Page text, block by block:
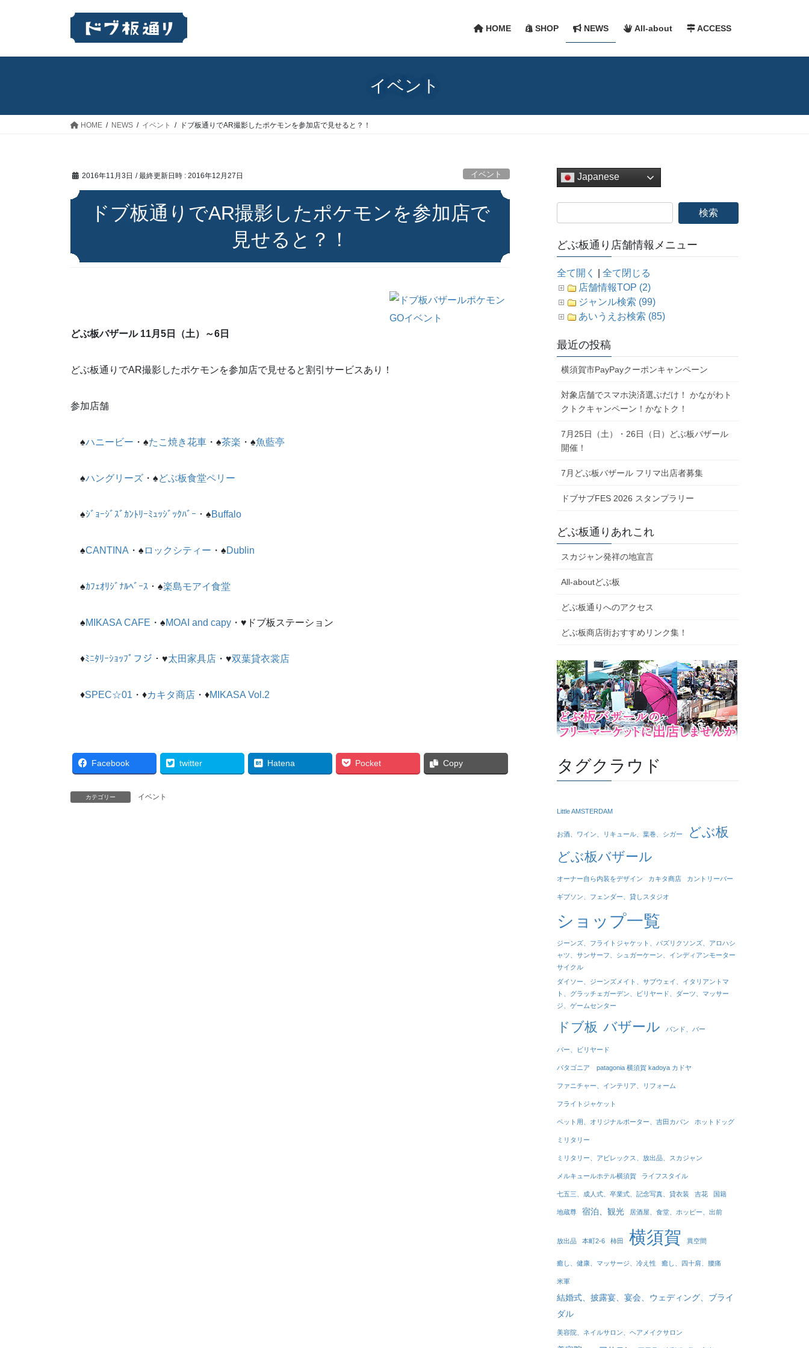
HOME SHOP NEWS All-about ACCESS
イベント
HOME NEWS イベント ドブ板通りでAR撮影したポケモンを参加店で見せると？！
2016年11月3日 / 最終更新日時 : 2016年12月27日 イベント
ドブ板通りでAR撮影したポケモンを参加店で
見せると？！
どぶ板バザール 11月5日（土）～6日
どぶ板通りでAR撮影したポケモンを参加店で見せると割引サービスあり！
参加店舗
♠ハニービー ・♠たこ焼き花車 ・♠茶楽 ・♠魚藍亭
♠ハングリーズ ・♠どぶ板食堂ペリー
♠ｼﾞｮｰｼﾞｽﾞｶﾝﾄﾘｰﾐｭｯｼﾞｯｸﾊﾞｰ ・♠Buffalo
♠CANTINA ・♠ ロックシティー ・♠Dublin
♠ｶﾌｪｵﾘｼﾞﾅﾙﾍﾞｰｽ ・♠楽島モアイ食堂
♠MIKASA CAFE ・♠MOAI and capy ・♥ドブ板ステーション
♦ﾐﾆﾀﾘｰｼｮｯﾌﾟフジ ・♥太田家具店 ・♥双葉貸衣裳店
♦SPEC☆01 ・♦カキタ商店 ・♦MIKASA Vol.2
Facebook twitter Hatena Pocket Copy
カテゴリー イベント
Japanese
どぶ板通り店舗情報メニュー
全て開く |全て閉じる
店舗情報TOP (2)
ジャンル検索 (99)
あいうえお検索 (85)
最近の投稿
横須賀市PayPayクーポンキャンペーン
対象店舗でスマホ決済選ぶだけ！ かながわト
クトクキャンペーン！かなトク！
7月25日（土）・26日（日）どぶ板バザール
開催！
7月どぶ板バザール フリマ出店者募集
ドブサブFES 2026 スタンプラリー
どぶ板通りあれこれ
スカジャン発祥の地宣言
All-aboutどぶ板
どぶ板通りへのアクセス
どぶ板商店街おすすめリンク集！
タグクラウド
Little AMSTERDAM
お酒、ワイン、リキュール、葉巻、シガー
どぶ板
どぶ板バザール
オーナー自ら内装をデザイン カキタ商店 カントリーバー
ギブソン、フェンダー、貸しスタジオ
ショップ一覧
ジーンズ、フライトジャケット、パズリクソンズ、アロハシ
ャツ、サンサーフ、シュガーケーン、インディアンモーター
サイクル
ダイソー、ジーンズメイト、サブウェイ、イタリアントマ
ト、グラッチェガーデン、ビリヤード、ダーツ、マッサー
ジ、ゲームセンター
ドブ板 バザール バンド、バー
バー、ビリヤード
パタゴニア patagonia 横須賀 kadoya カドヤ
ファニチャー、インテリア、リフォーム
フライトジャケット
ペット用、オリジナルポーター、吉田カバン ホットドッグ
ミリタリー
ミリタリー、アビレックス、放出品、スカジャン
メルキュールホテル横須賀 ライフスタイル
七五三、成人式、卒業式、記念写真、貸衣装 吉花 国籍
地蔵尊 宿泊、観光 居酒屋、食堂、ホッピー、出前
放出品 本町2-6 柿田 横須賀 異空間
癒し、健康、マッサージ、冷え性 癒し、四十肩、腰痛
米軍
結婚式、披露宴、宴会、ウェディング、ブライ
ダル
美容院、ネイルサロン、ヘアメイクサロン